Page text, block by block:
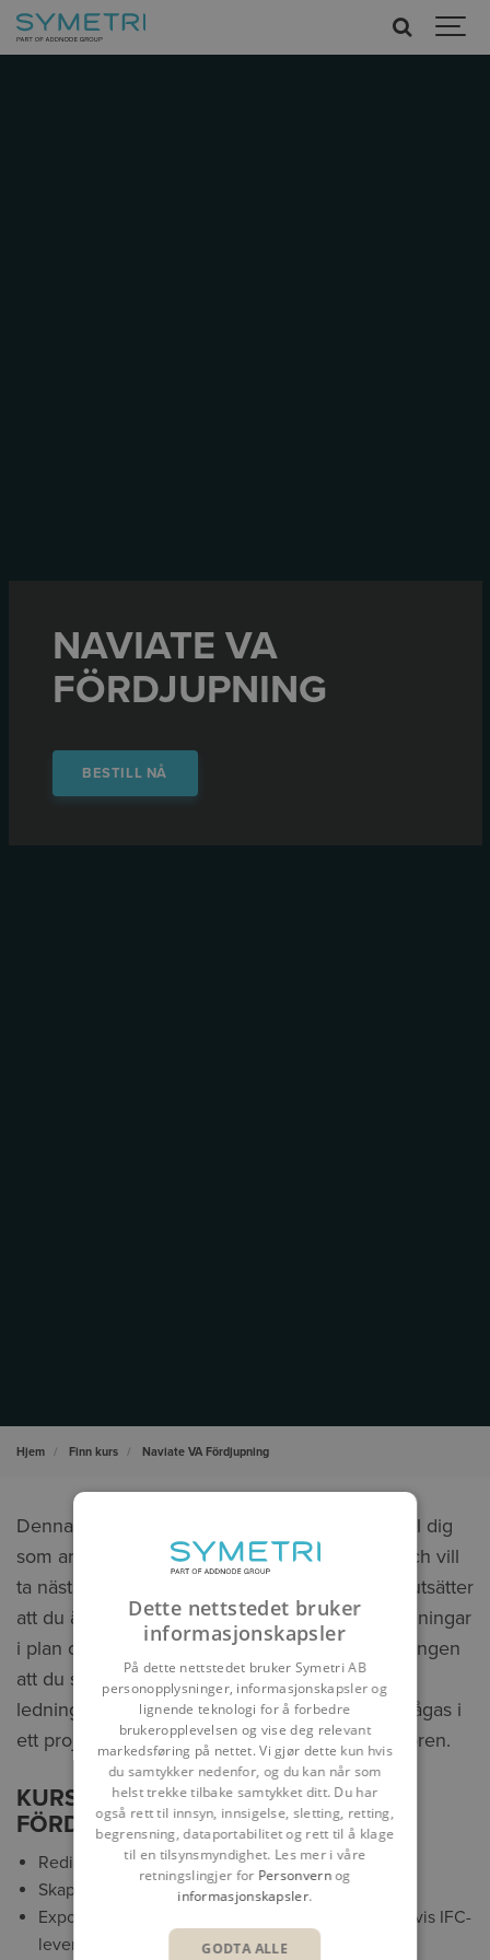
NAVIATE VA
FÖRDJUPNING
BESTILL NÅ
Hjem Finn kurs Naviate VA Fördjupning
Denna fortsättningskurs för Civil 3D riktar sig till dig
som arbetar med att rita VA/ledningar i mark och vill
ta nästa steg i din projektering. Denna kurs förutsätter
att du är en van Civil 3D användare och rita ledningar
i plan och profil. Efter avslutad kurs är målsättningen
att du ska kunna anpassa utseendet för dina
ledningar och kunna få ut den data som efterfrågas i
ett projekt både från ledningsnäten och korridoren.
KURSINNEHÅLL FÖR NAVIATE VA
FÖRDJUPNING
Redigera etiketter
Skapa och editera parts list
Export av ledningar med property set för exempelvis IFC-
leverans
Dette nettstedet bruker
informasjonskapsler
På dette nettstedet bruker Symetri AB
personopplysninger, informasjonskapsler og
lignende teknologi for å forbedre
brukeropplevelsen og vise deg relevant
markedsføring på nettet. Vi gjør dette kun hvis
du samtykker nedenfor, og du kan når som
helst trekke tilbake samtykket ditt. Du har
også rett til innsyn, innsigelse, sletting, retting,
begrensning, dataportabilitet og rett til å klage
til en tilsynsmyndighet. Les mer i våre
retningslingjer for Personvernog
informasjonskapsler.
GODTA ALLE